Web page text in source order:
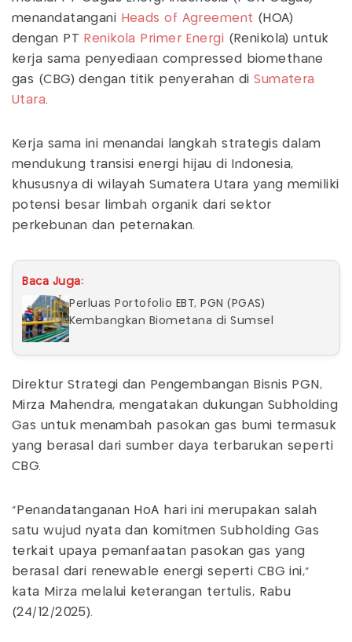
menandatangani Heads of Agreement (HOA)
dengan PT Renikola Primer Energi (Renikola) untuk
kerja sama penyediaan compressed biomethane
gas (CBG) dengan titik penyerahan diSumatera
Utara.
Kerja sama ini menandai langkah strategis dalam
mendukung transisi energi hijau di Indonesia,
khususnya di wilayah Sumatera Utara yang memiliki
potensi besar limbah organik dari sektor
perkebunan dan peternakan.
Baca Juga:
Perluas Portofolio EBT, PGN (PGAS)
Kembangkan Biometana di Sumsel
Direktur Strategi dan Pengembangan Bisnis PGN,
Mirza Mahendra, mengatakan dukungan Subholding
Gas untuk menambah pasokan gas bumi termasuk
yang berasal dari sumber daya terbarukan seperti
CBG.
"Penandatanganan HoA hari ini merupakan salah
satu wujud nyata dan komitmen Subholding Gas
terkait upaya pemanfaatan pasokan gas yang
berasal dari renewable energi seperti CBG ini,"
kata Mirza melalui keterangan tertulis, Rabu
(24/12/2025).